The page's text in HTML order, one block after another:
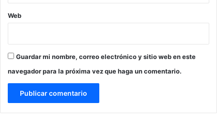
Web
Guardar mi nombre, correo electrónico y sitio web en este
navegador para la próxima vez que haga un comentario.